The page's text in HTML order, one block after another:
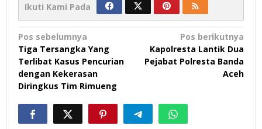
Ikuti Kami Pada
Navigasi
pos
Pos sebelumnya
Tiga Tersangka Yang
Terlibat Kasus Pencurian
dengan Kekerasan
Diringkus Tim Rimueng
Pos berikutnya
Kapolresta Lantik Dua
Pejabat Polresta Banda
Aceh